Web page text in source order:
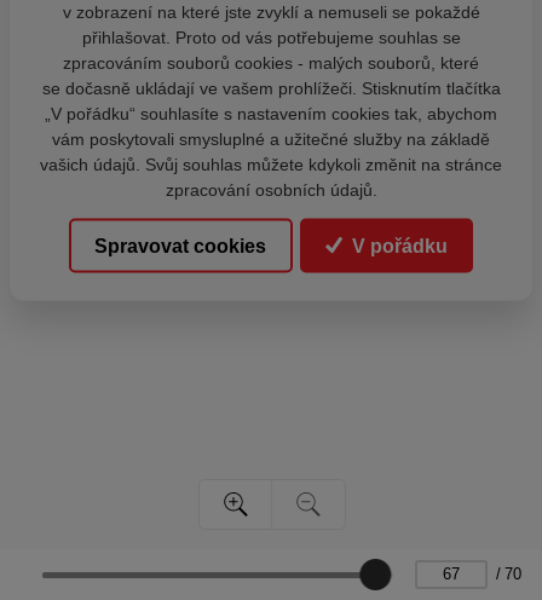
/ 70
v zobrazení na které jste zvyklí a nemuseli se pokaždé
přihlašovat. Proto od vás potřebujeme souhlas se
zpracováním souborů cookies - malých souborů, které
se dočasně ukládají ve vašem prohlížeči. Stisknutím tlačítka
„V pořádku“ souhlasíte s nastavením cookies tak, abychom
vám poskytovali smysluplné a užitečné služby na základě
vašich údajů. Svůj souhlas můžete kdykoli změnit na stránce
zpracování osobních údajů.
Spravovat cookies V pořádku